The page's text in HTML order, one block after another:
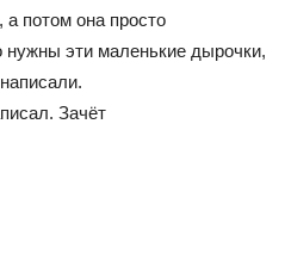
а потом она просто
нужны эти маленькие дырочки,
Зачёт